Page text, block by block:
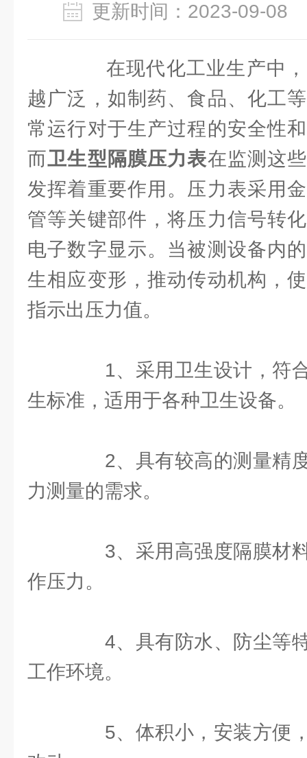
更新时间：2023-09-
在现代化工业生产中，
越广泛，如制药、食品、化工
常运行对于生产过程的安全性
而卫生型隔膜压力表在监测这
发挥着重要作用。压力表采用
管等关键部件，将压力信号转
电子数字显示。当被测设备内
生相应变形，推动传动机构，
指示出压力值。
1、采用卫生设计，符合
生标准，适用于各种卫生设备。
2、具有较高的测量精度
力测量的需求。
3、采用高强度隔膜材料
作压力。
4、具有防水、防尘等特
工作环境。
5、体积小，安装方便，